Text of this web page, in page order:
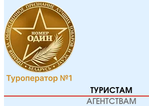
ТУРИСТАМ
АГЕНТСТВАМ